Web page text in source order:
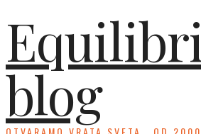
blog